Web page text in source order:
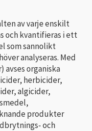
av varje enskilt
och kvantifieras i ett
som sannolikt
analyseras. Med
organiska
herbicider,
algicider,
produkter
och